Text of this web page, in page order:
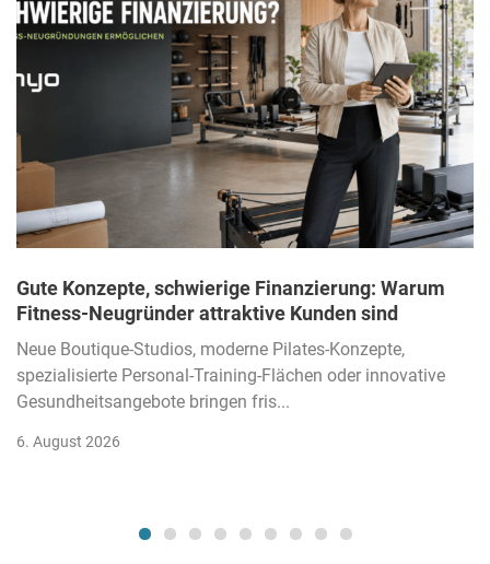
Gute Konzepte, schwierige Finanzierung: Warum
Fitness-Neugründer attraktive Kunden sind
Neue Boutique-Studios, moderne Pilates-Konzepte,
spezialisierte Personal-Training-Flächen oder innovative
Gesundheitsangebote bringen fris...
6. August 2026